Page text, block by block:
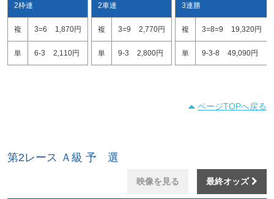
2枠連
複 3=6 1,870円
単 6-3 2,110円
2車連
複 3=9 2,770円
単 9-3 2,800円
3連勝
複 3=8=9 19,320円
単 9-3-8 49,090円
ページTOPへ戻る
第2レース Ａ級 予 選
映像を見る 最終オッズ